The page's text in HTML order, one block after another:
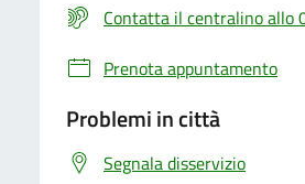
Contatta il centralino allo
Prenota appuntamento
Problemi in città
Segnala disservizio